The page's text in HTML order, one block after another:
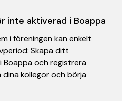
inte aktiverad i Boappa
i föreningen kan enkelt
Skapa ditt
Boappa och registrera
dina kollegor och börja